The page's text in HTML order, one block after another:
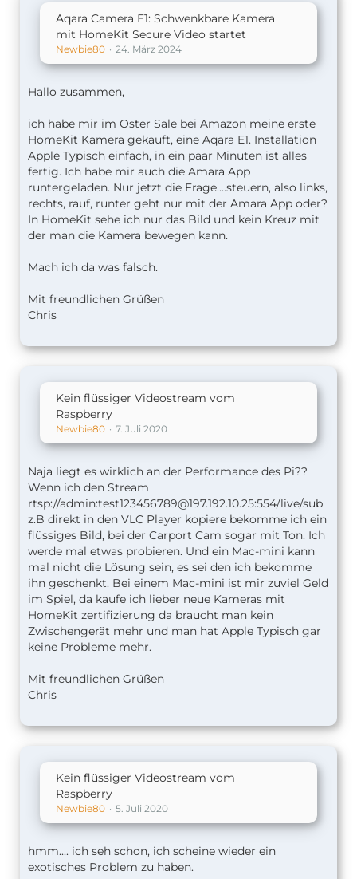
Aqara Camera E1: Schwenkbare Kamera
mit HomeKit Secure Video startet
Newbie80 24. März 2024
Hallo zusammen,
ich habe mir im Oster Sale bei Amazon meine erste
HomeKit Kamera gekauft, eine Aqara E1. Installation
Apple Typisch einfach, in ein paar Minuten ist alles
fertig. Ich habe mir auch die Amara App
runtergeladen. Nur jetzt die Frage....steuern, also links,
rechts, rauf, runter geht nur mit der Amara App oder?
In HomeKit sehe ich nur das Bild und kein Kreuz mit
der man die Kamera bewegen kann.
Mach ich da was falsch.
Mit freundlichen Grüßen
Chris
Kein flüssiger Videostream vom
Raspberry
Newbie80 7. Juli 2020
Naja liegt es wirklich an der Performance des Pi??
Wenn ich den Stream
rtsp://admin:test123456789@197.192.10.25:554/live/sub
z.B direkt in den VLC Player kopiere bekomme ich ein
flüssiges Bild, bei der Carport Cam sogar mit Ton. Ich
werde mal etwas probieren. Und ein Mac-mini kann
mal nicht die Lösung sein, es sei den ich bekomme
ihn geschenkt. Bei einem Mac-mini ist mir zuviel Geld
im Spiel, da kaufe ich lieber neue Kameras mit
HomeKit zertifizierung da braucht man kein
Zwischengerät mehr und man hat Apple Typisch gar
keine Probleme mehr.
Mit freundlichen Grüßen
Chris
Kein flüssiger Videostream vom
Raspberry
Newbie80 5. Juli 2020
hmm.... ich seh schon, ich scheine wieder ein
exotisches Problem zu haben.